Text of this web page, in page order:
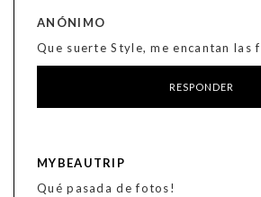
ANÓNIMO
Que suerte Style, me encantan las
RESPONDER
MYBEAUTRIP
Qué pasada de fotos!